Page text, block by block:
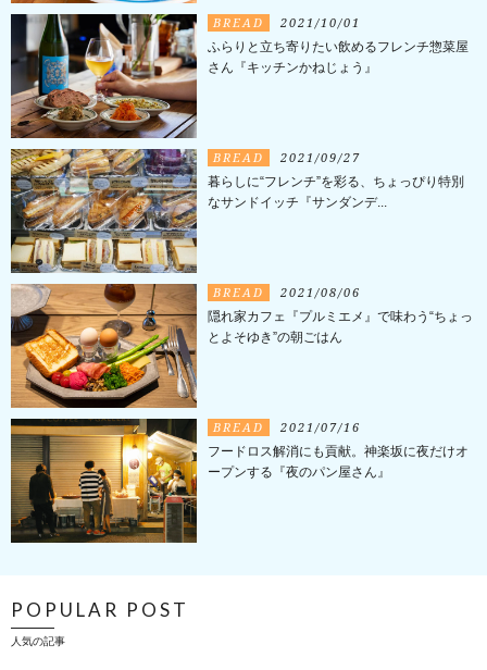
BREAD 2021/10/01
ふらりと立ち寄りたい飲めるフレンチ惣菜屋
さん『キッチンかねじょう』
BREAD 2021/09/27
暮らしに“フレンチ”を彩る、ちょっぴり特別
なサンドイッチ『サンダンデ...
BREAD 2021/08/06
隠れ家カフェ『プルミエメ』で味わう“ちょっ
とよそゆき”の朝ごはん
BREAD 2021/07/16
フードロス解消にも貢献。神楽坂に夜だけオ
ープンする『夜のパン屋さん』
POPULAR POST
人気の記事